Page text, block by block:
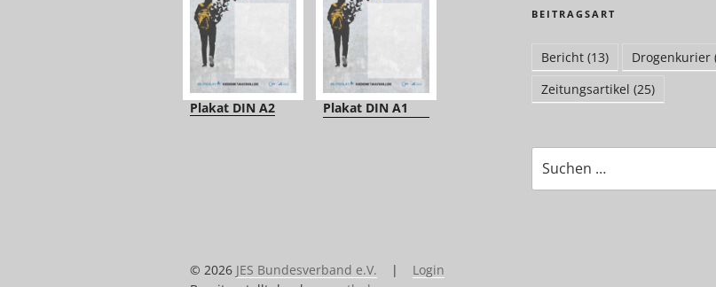
Plakat DIN A2 Plakat DIN A1
BEITRAGSART
Bericht(13) Drogenkurier
Zeitungsartikel (25)
nach:
© 2026 JES Bundesverband e.V. | Login